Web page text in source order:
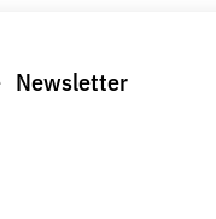
Newsletter